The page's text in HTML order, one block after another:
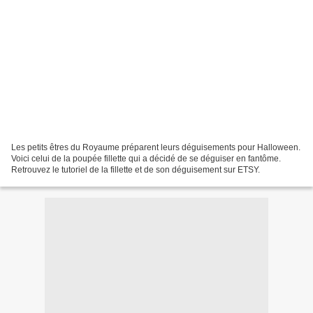
Les petits êtres du Royaume préparent leurs déguisements pour Halloween.
Voici celui de la poupée fillette qui a décidé de se déguiser en fantôme.
Retrouvez le tutoriel de la fillette et de son déguisement sur ETSY.